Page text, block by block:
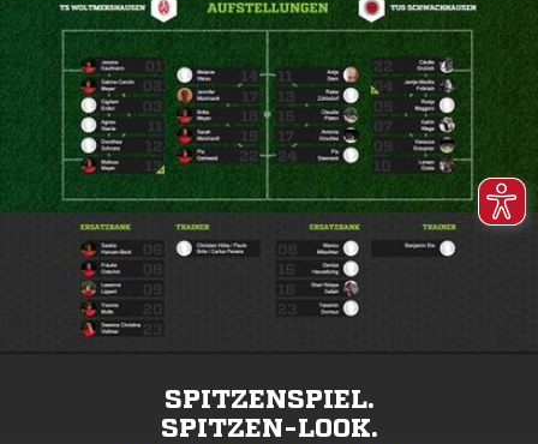
SPITZENSPIEL.
SPITZEN-LOOK.